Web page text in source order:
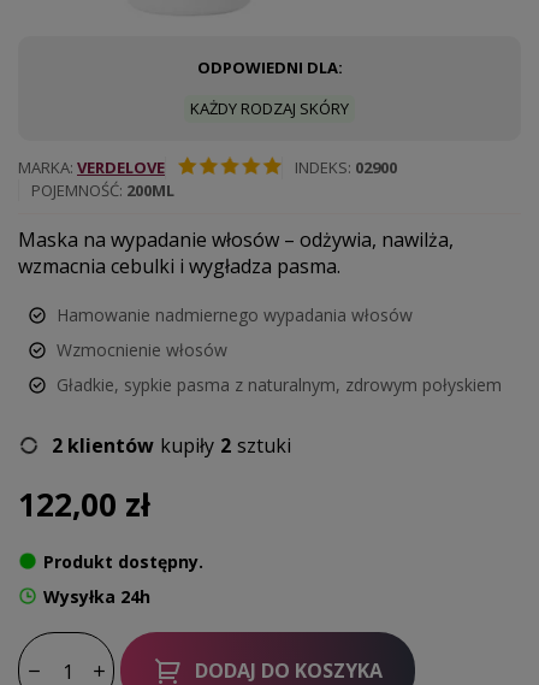
ODPOWIEDNI DLA:
KAŻDY RODZAJ SKÓRY
INDEKS 02900
MARKA VERDELOVE
POJEMNOŚĆ 200ML
Maska na wypadanie włosów – odżywia, nawilża,
wzmacnia cebulki i wygładza pasma.
Hamowanie nadmiernego wypadania włosów
Wzmocnienie włosów
Gładkie, sypkie pasma z naturalnym, zdrowym połyskiem
2 klientów kupiły 2 sztuki
122,00 zł
Produkt dostępny.
Wysyłka 24h
DODAJ DO KOSZYKA